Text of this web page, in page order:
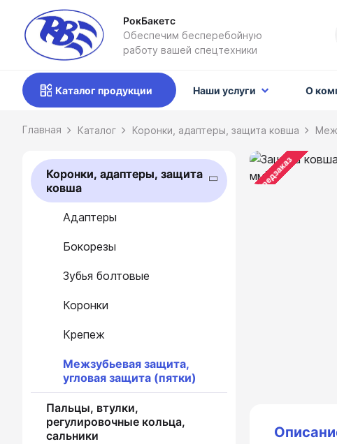
РокБакетс
Обеспечим бесперебойную
работу вашей спецтехники
Каталог продукции Наши услуги О
Каталог Коронки, адаптеры, защита ковша
Коронки, адаптеры, защита
ковша
Адаптеры
Бокорезы
Зубья болтовые
Коронки
Крепеж
Межзубьевая защита,
угловая защита (пятки)
Пальцы, втулки,
регулировочные кольца,
сальники
Предзаказ